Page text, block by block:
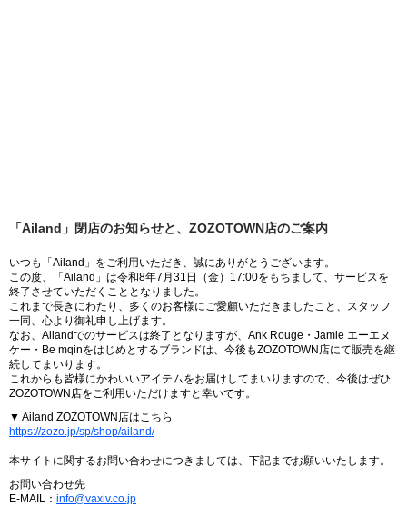
「Ailand」閉店のお知らせと、ZOZOTOWN店のご案内
いつも「Ailand」をご利用いただき、誠にありがとうございます。
この度、「Ailand」は令和8年7月31日（金）17:00をもちまして、サービスを
終了させていただくこととなりました。
これまで長きにわたり、多くのお客様にご愛顧いただきましたこと、スタッフ
一同、心より御礼申し上げます。
なお、Ailandでのサービスは終了となりますが、Ank Rouge・Jamie エーエヌ
ケー・Be mqinをはじめとするブランドは、今後もZOZOTOWN店にて販売を継
続してまいります。
これからも皆様にかわいいアイテムをお届けしてまいりますので、今後はぜひ
ZOZOTOWN店をご利用いただけますと幸いです。
▼ Ailand ZOZOTOWN店はこちら
https://zozo.jp/sp/shop/ailand/
本サイトに関するお問い合わせにつきましては、下記までお願いいたします。
お問い合わせ先
E-MAIL： info@vaxiv.co.jp